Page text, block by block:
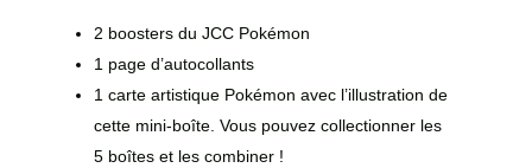
2 boosters du JCC Pokémon
1 page d’autocollants
1 carte artistique Pokémon avec l’illustration de
cette mini-boîte. Vous pouvez collectionner les
5 boîtes et les combiner !